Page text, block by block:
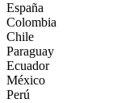
España
Colombia
Chile
Paraguay
Ecuador
México
Perú